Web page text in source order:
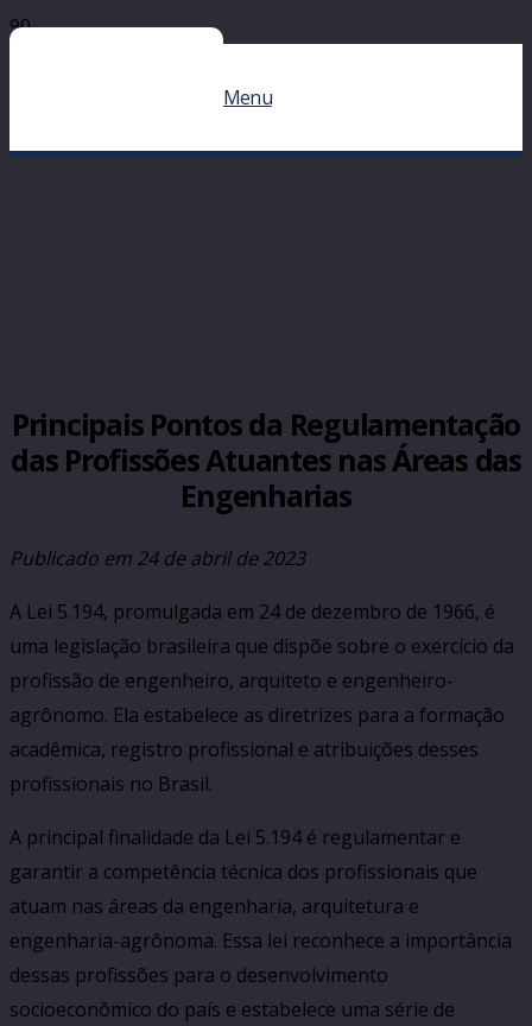
Menu
Principais Pontos da Regulamentação
das Profissões Atuantes nas Áreas das
Engenharias
Publicado em 24 de abril de 2023
A Lei 5.194, promulgada em 24 de dezembro de 1966, é
uma legislação brasileira que dispõe sobre o exercício da
profissão de engenheiro, arquiteto e engenheiro-
agrônomo. Ela estabelece as diretrizes para a formação
acadêmica, registro profissional e atribuições desses
profissionais no Brasil.
A principal finalidade da Lei 5.194 é regulamentar e
garantir a competência técnica dos profissionais que
atuam nas áreas da engenharia, arquitetura e
engenharia-agrônoma. Essa lei reconhece a importância
dessas profissões para o desenvolvimento
socioeconômico do país e estabelece uma série de